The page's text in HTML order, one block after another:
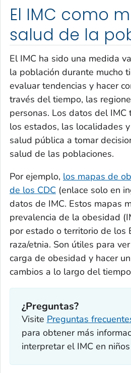
El IMC como
salud de la
El IMC ha sido una medida
la población durante mucho
evaluar tendencias y hacer
través del tiempo, las
personas. Los datos del IMC
los estados, las localidades
salud pública a tomar
salud de las poblaciones.
Por ejemplo, los mapas de
de los CDC (enlace solo en
datos de IMC. Estos mapas
prevalencia de la obesidad
por estado o territorio de los
raza/etnia. Son útiles para
carga de obesidad y hacer
cambios a lo largo del
¿Preguntas?
Visite Preguntas
para obtener más
interpretar el IMC en